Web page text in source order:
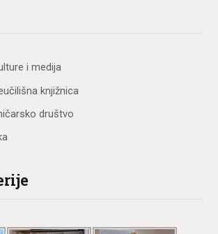
i medija
knjižnica
društvo